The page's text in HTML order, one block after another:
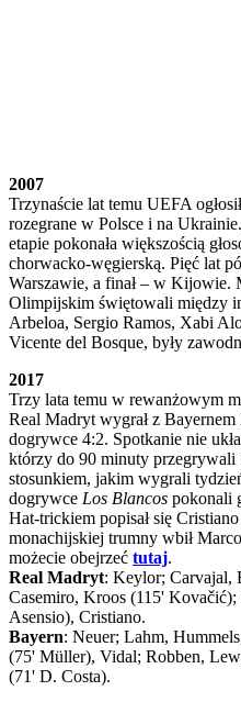
2007
Trzynaście lat temu UEFA
rozegrane w Polsce i na
etapie pokonała większością
chorwacko-węgierską. Pięć lat
Warszawie, a finał – w Kijowie.
Olimpijskim świętowali między
Arbeloa, Sergio Ramos, Xabi
Vicente del Bosque, były
2017
Trzy lata temu w rewanżowym
Real Madryt wygrał z
dogrywce 4:2. Spotkanie nie
którzy do 90 minuty przegrywali
stosunkiem, jakim wygrali
dogrywce Los Blancos pokonali
Hat-trickiem popisał się
monachijskiej trumny wbił
możecie obejrzeć tutaj.
Real Madryt: Keylor; Carvajal,
Casemiro, Kroos (115'
Asensio), Cristiano.
Bayern: Neuer; Lahm,
(75' Müller), Vidal; Robben,
(71' D. Costa).